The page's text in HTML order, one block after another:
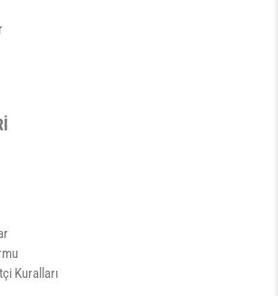
Kuralları